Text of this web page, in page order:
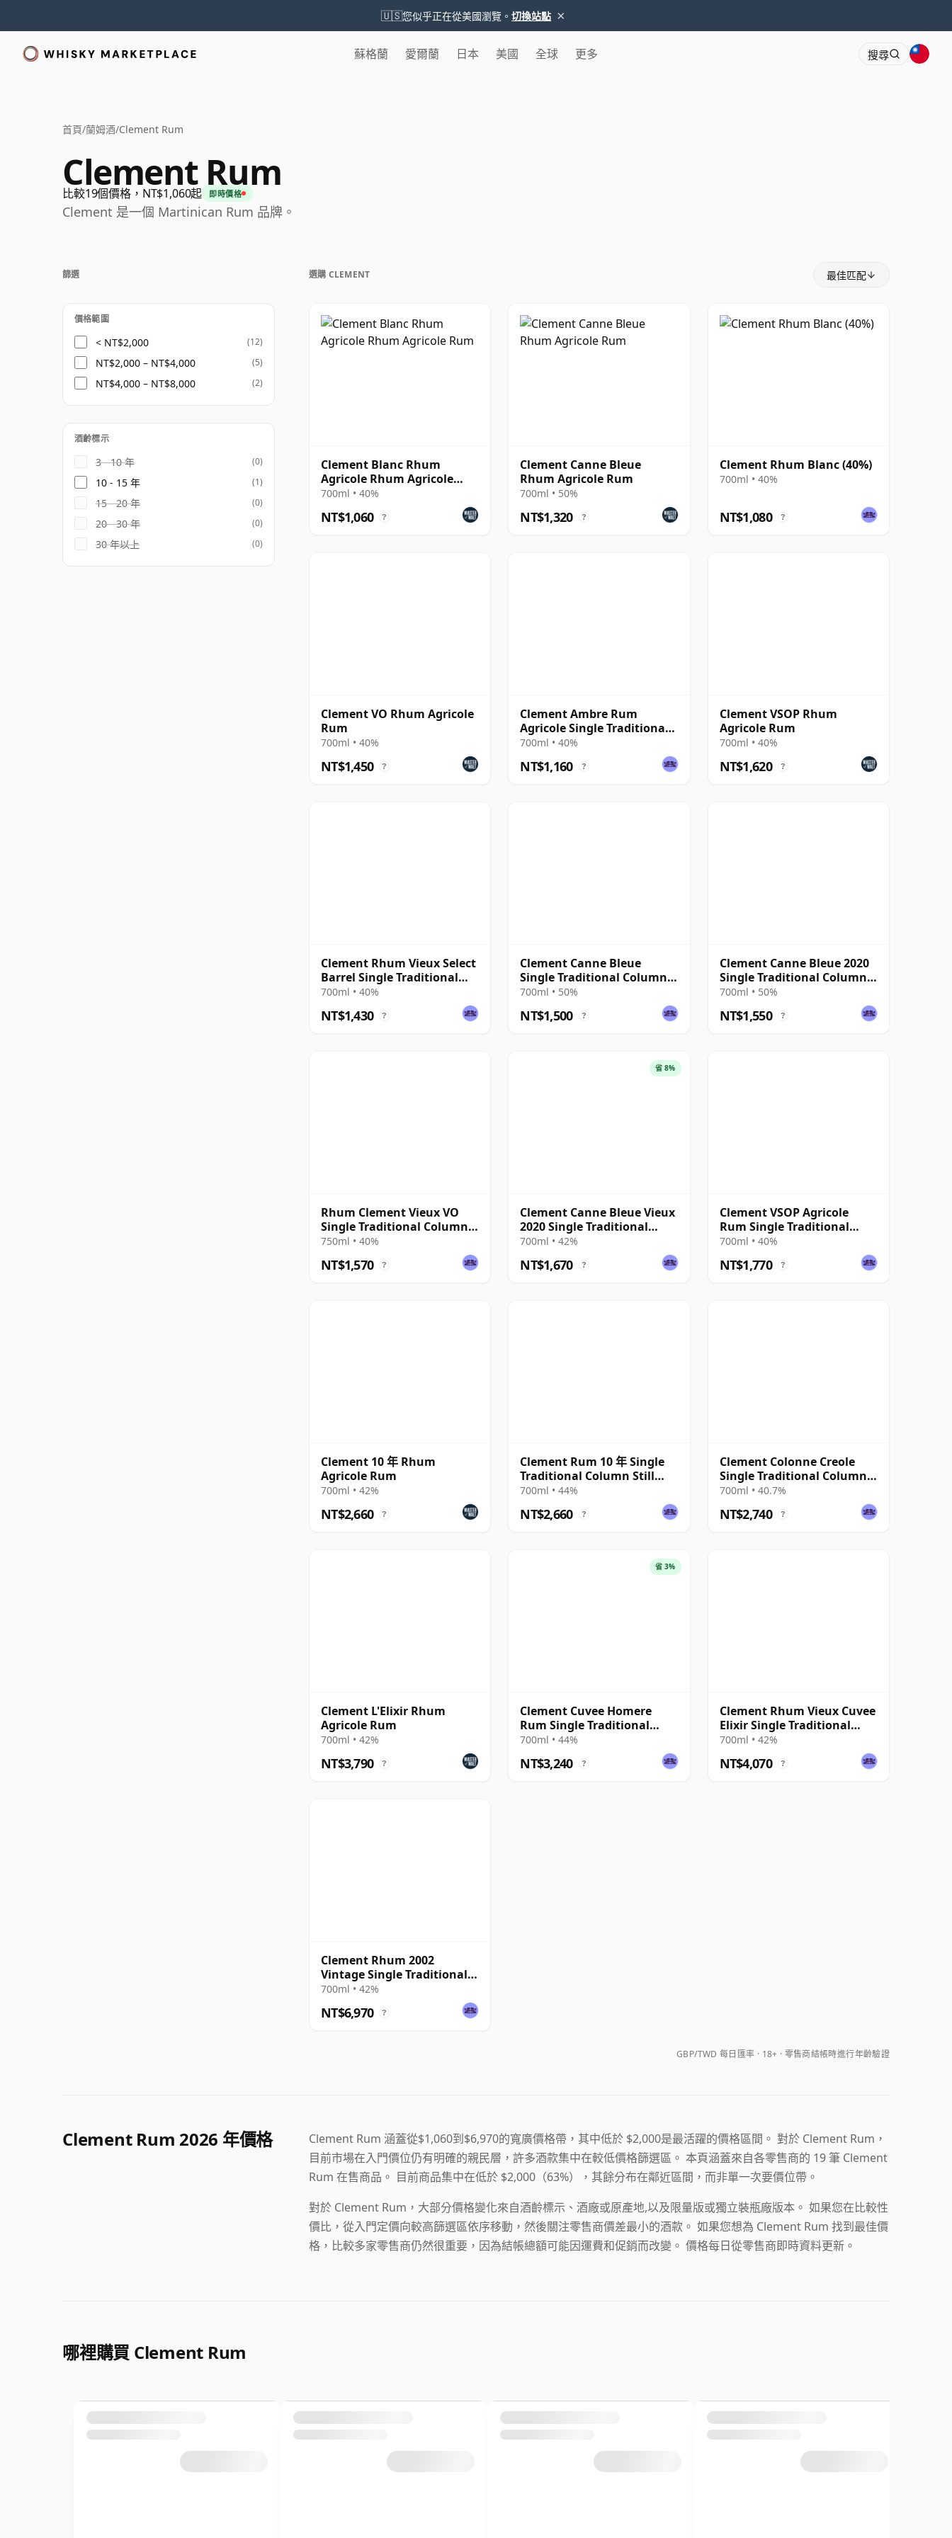
🇺🇸您似乎正在從美國瀏覽。 切換站點 ×
蘇格蘭 愛爾蘭 日本 美國 全球 更多 搜尋
首頁/蘭姆酒/Clement Rum
Clement Rum
比較19個價格，NT$1,060起 即時價格
Clement 是一個 Martinican Rum 品牌。
選購 CLEMENT 最佳匹配
Clement Blanc Rhum
Agricole Rhum Agricole
Rum
700ml • 40%
NT$1,060 ?
Clement Canne Bleue
Rhum Agricole Rum
700ml • 50%
NT$1,320 ?
Clement Rhum Blanc (40%)
700ml • 40%
NT$1,080 ?
Clement VO Rhum Agricole
Rum
700ml • 40%
NT$1,450 ?
Clement Ambre Rum
Agricole Single Traditional
Column Still Rum
700ml • 40%
NT$1,160 ?
Clement VSOP Rhum
Agricole Rum
700ml • 40%
NT$1,620 ?
Clement Rhum Vieux Select
Barrel Single Traditional
Column Still Rum
700ml • 40%
NT$1,430 ?
Clement Canne Bleue
Single Traditional Column
Still Rum
700ml • 50%
NT$1,500 ?
Clement Canne Bleue 2020
Single Traditional Column
Still Rum
700ml • 50%
NT$1,550 ?
Rhum Clement Vieux VO
Single Traditional Column
Still Rum
750ml • 40%
NT$1,570 ?
省 8%
Clement Canne Bleue Vieux
2020 Single Traditional
Column Still Rum
700ml • 42%
NT$1,670 ?
Clement VSOP Agricole
Rum Single Traditional
Column Still Rum
700ml • 40%
NT$1,770 ?
Clement 10 年 Rhum
Agricole Rum
700ml • 42%
NT$2,660 ?
Clement Rum 10 年 Single
Traditional Column Still
Rum
700ml • 44%
NT$2,660 ?
Clement Colonne Creole
Single Traditional Column
Still Rum
700ml • 40.7%
NT$2,740 ?
Clement L'Elixir Rhum
Agricole Rum
700ml • 42%
NT$3,790 ?
省 3%
Clement Cuvee Homere
Rum Single Traditional
Column Still Rum
700ml • 44%
NT$3,240 ?
Clement Rhum Vieux Cuvee
Elixir Single Traditional
Column Still Rum
700ml • 42%
NT$4,070 ?
Clement Rhum 2002
Vintage Single Traditional
Column Still Rum
700ml • 42%
NT$6,970 ?
GBP/TWD 每日匯率 18+ · 零售商結帳時進行年齡驗證
篩選
價格範圍
< NT$2,000 (12)
NT$2,000 – NT$4,000 (5)
NT$4,000 – NT$8,000 (2)
酒齡標示
3 - 10 年 (0)
10 - 15 年 (1)
15 - 20 年 (0)
20 - 30 年 (0)
30 年以上 (0)
Clement Rum 2026 年價格
Clement Rum 涵蓋從$1,060到$6,970的寬廣價格帶，其中低於 $2,000是最活躍的價格區間。 對於 Clement Rum，
目前市場在入門價位仍有明確的親民層，許多酒款集中在較低價格篩選區。 本頁涵蓋來自各零售商的 19 筆 Clement
Rum 在售商品。 目前商品集中在低於 $2,000（63%），其餘分布在鄰近區間，而非單一次要價位帶。
對於 Clement Rum，大部分價格變化來自酒齡標示、酒廠或原產地,以及限量版或獨立裝瓶廠版本。 如果您在比較性
價比，從入門定價向較高篩選區依序移動，然後關注零售商價差最小的酒款。 如果您想為 Clement Rum 找到最佳價
格，比較多家零售商仍然很重要，因為結帳總額可能因運費和促銷而改變。 價格每日從零售商即時資料更新。
哪裡購買 Clement Rum